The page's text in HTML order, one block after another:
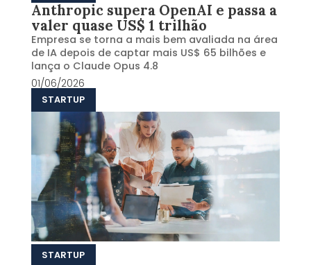
Anthropic supera OpenAI e passa a
valer quase US$ 1 trilhão
Empresa se torna a mais bem avaliada na área
de IA depois de captar mais US$ 65 bilhões e
lança o Claude Opus 4.8
01/06/2026
STARTUP
STARTUP